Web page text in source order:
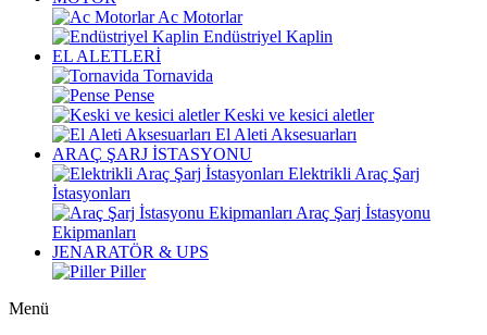
Ac Motorlar
Endüstriyel Kaplin
EL ALETLERİ
Tornavida
Pense
Keski ve kesici aletler
El Aleti Aksesuarları
ARAÇ ŞARJ İSTASYONU
Elektrikli Araç Şarj
İstasyonları
Araç Şarj İstasyonu
Ekipmanları
JENARATÖR & UPS
Piller
Menü